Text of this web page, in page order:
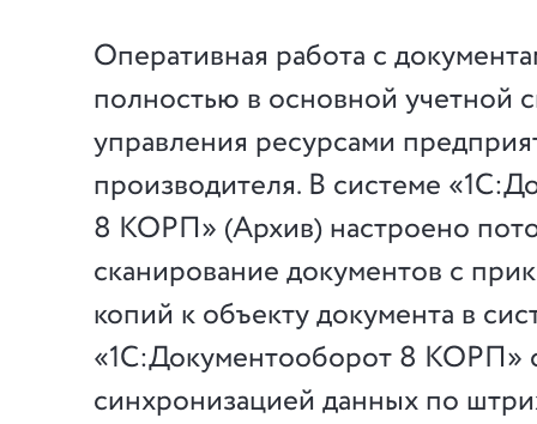
Оперативная работа с
полностью в основной учетной
управления ресурсами
производителя. В системе
8 КОРП» (Архив) настроено
сканирование документов с
копий к объекту документа в
«1С:Документооборот 8 КОРП»
синхронизацией данных по